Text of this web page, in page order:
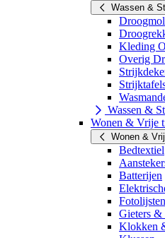
Wassen &
Kleding
Overig
Wassen &
Wonen & Vrije
Wonen &
Bedtextiel
Batterijen
Fotolijsten
Gieters &
Klokken